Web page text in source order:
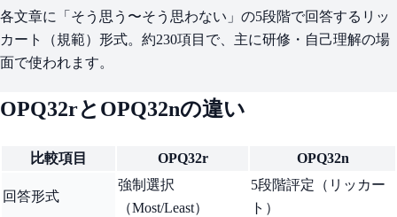
各文章に「そう思う〜そう思わない」の5段階で回答するリッ
カート（規範）形式。約230項目で、主に研修・自己理解の場
面で使われます。
OPQ32rとOPQ32nの違い
比較項目 OPQ32r OPQ32n
回答形式
強制選択
（Most/Least）
5段階評定（リッカー
ト）